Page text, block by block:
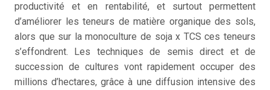
productivité et en rentabilité, et surtout permettent
d’améliorer les teneurs de matière organique des sols,
alors que sur la monoculture de soja x TCS ces teneurs
s’effondrent. Les techniques de semis direct et de
succession de cultures vont rapidement occuper des
millions d’hectares, grâce à une diffusion intensive des